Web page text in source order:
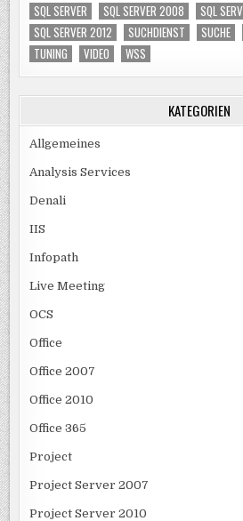
SQL SERVER
SQL SERVER 2008
SQL
SQL SERVER 2012
SUCHDIENST SUCHE
TUNING
VIDEO WSS
KATEGORIEN
Allgemeines
Analysis Services
Denali
IIS
Infopath
Live Meeting
OCS
Office
Office 2007
Office 2010
Office 365
Project
Project Server 2007
Project Server 2010